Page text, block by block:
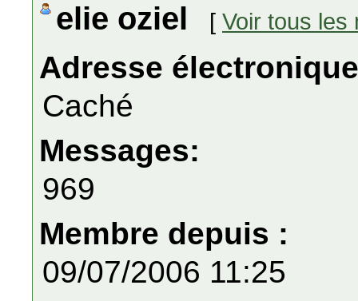
elie oziel [ Voir tous les
Adresse
Caché
Messages:
969
Membre depuis :
09/07/2006 11:25